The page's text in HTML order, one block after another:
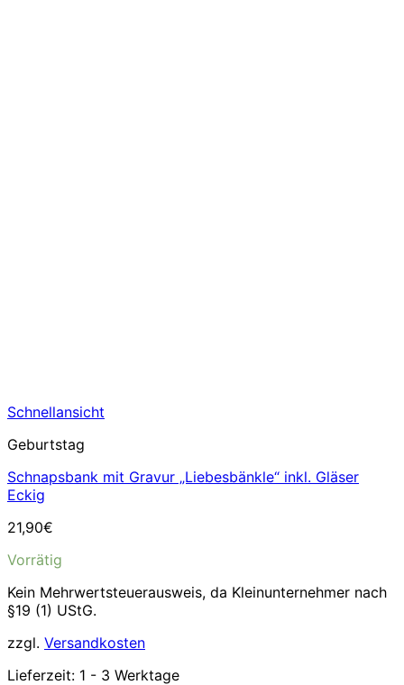
Schnellansicht
Geburtstag
Schnapsbank mit Gravur „Liebesbänkle“ inkl. Gläser
Eckig
21,90€
Vorrätig
Kein Mehrwertsteuerausweis, da Kleinunternehmer nach
§19 (1) UStG.
zzgl. Versandkosten
Lieferzeit: 1 - 3 Werktage